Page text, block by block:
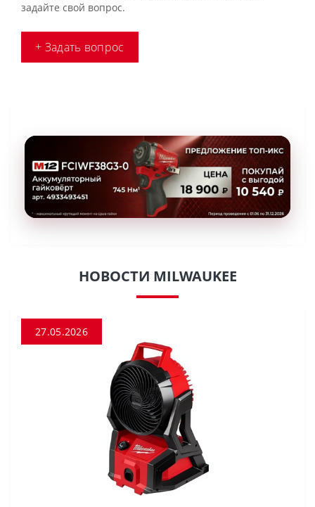
задайте свой вопрос.
+ Задать вопрос
НОВОСТИ MILWAUKEE
27.05.2026